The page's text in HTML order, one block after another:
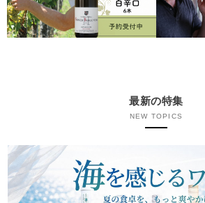
最新の特集
NEW TOPICS